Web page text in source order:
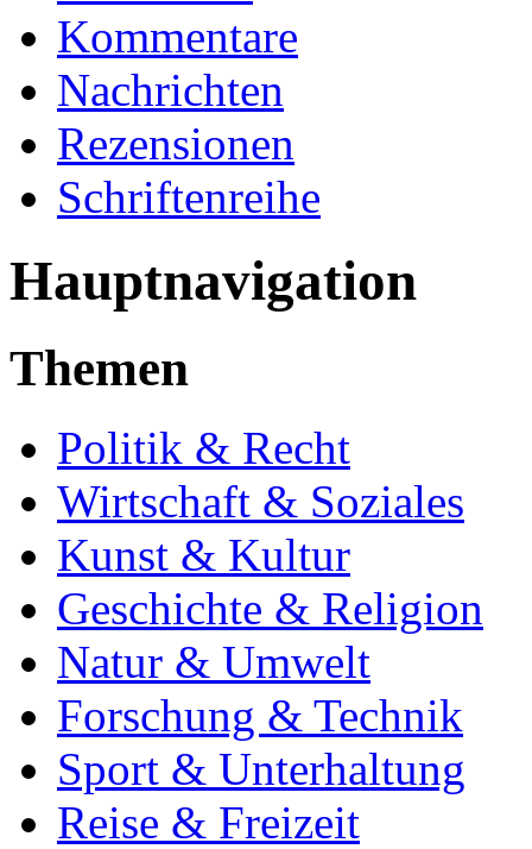
Kommentare
Nachrichten
Rezensionen
Schriftenreihe
Hauptnavigation
Themen
Politik & Recht
Wirtschaft & Soziales
Kunst & Kultur
Geschichte & Religion
Natur & Umwelt
Forschung & Technik
Sport & Unterhaltung
Reise & Freizeit